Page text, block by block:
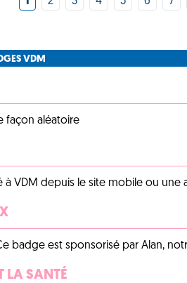
VDM
façon aléatoire
VDM depuis le site mobile ou une
badge est sponsorisé par Alan,
LA SANTÉ